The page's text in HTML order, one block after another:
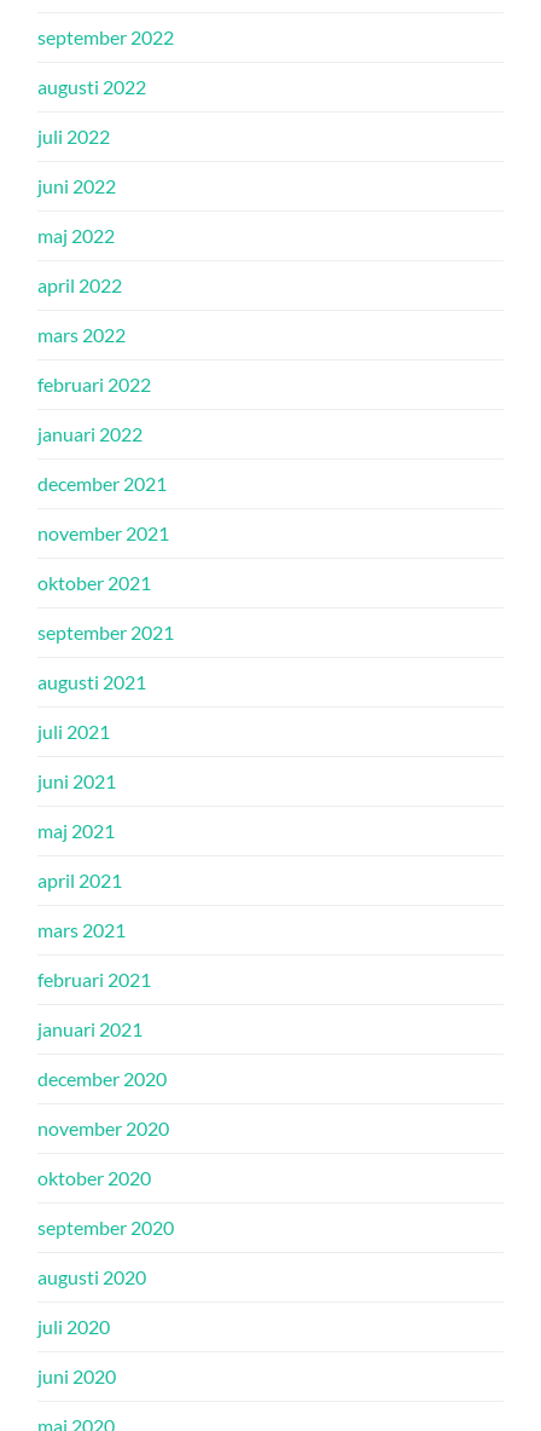
september 2022
augusti 2022
juli 2022
juni 2022
maj 2022
april 2022
mars 2022
februari 2022
januari 2022
december 2021
november 2021
oktober 2021
september 2021
augusti 2021
juli 2021
juni 2021
maj 2021
april 2021
mars 2021
februari 2021
januari 2021
december 2020
november 2020
oktober 2020
september 2020
augusti 2020
juli 2020
juni 2020
maj 2020